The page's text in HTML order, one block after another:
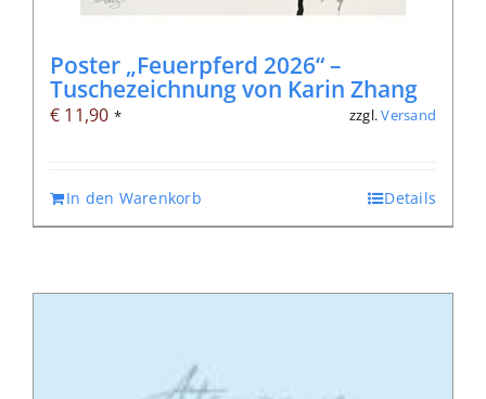
Poster „Feuerpferd 2026“ –
Tuschezeichnung von Karin Zhang
€ 11,90 * zzgl.Versand
In den Warenkorb Details